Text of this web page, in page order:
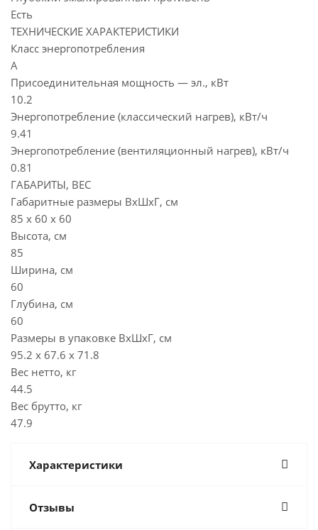
Есть
ТЕХНИЧЕСКИЕ ХАРАКТЕРИСТИКИ
Класс энергопотребления
А
Присоединительная мощность — эл., кВт
10.2
Энергопотребление (классический нагрев), кВт/ч
9.41
Энергопотребление (вентиляционный нагрев), кВт/ч
0.81
ГАБАРИТЫ, ВЕС
Габаритные размеры ВхШхГ, см
85 х 60 х 60
Высота, см
85
Ширина, см
60
Глубина, см
60
Размеры в упаковке ВхШхГ, см
95.2 х 67.6 х 71.8
Вес нетто, кг
44.5
Вес брутто, кг
47.9
Характеристики
Отзывы